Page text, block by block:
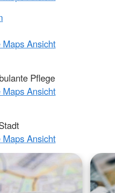
Ansicht
Pflege
Ansicht
Ansicht